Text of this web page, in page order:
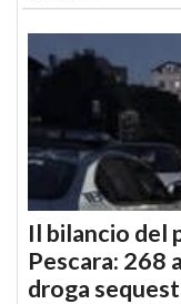
Il bilancio del
Pescara: 268
droga